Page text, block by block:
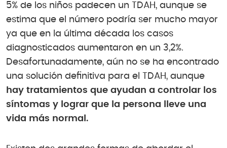
5% de los niños padecen un TDAH, aunque se
estima que el número podría ser mucho mayor
ya que en la última década los casos
diagnosticados aumentaron en un 3,2%.
Desafortunadamente, aún no se ha encontrado
una solución definitiva para el TDAH, aunque
hay tratamientos que ayudan a controlar los
síntomas y lograr que la persona lleve una
vida más normal.